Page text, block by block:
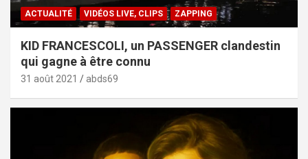
ACTUALITÉ VIDÉOS LIVE, CLIPS ZAPPING
KID FRANCESCOLI, un PASSENGER clandestin
qui gagne à être connu
31 août 2021 abds69